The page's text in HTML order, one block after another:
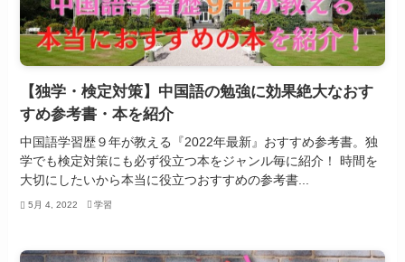
【独学・検定対策】中国語の勉強に効果絶大なおす
すめ参考書・本を紹介
中国語学習歴９年が教える『2022年最新』おすすめ参考書。独
学でも検定対策にも必ず役立つ本をジャンル毎に紹介！ 時間を
大切にしたいから本当に役立つおすすめの参考書...
5月 4, 2022 学習